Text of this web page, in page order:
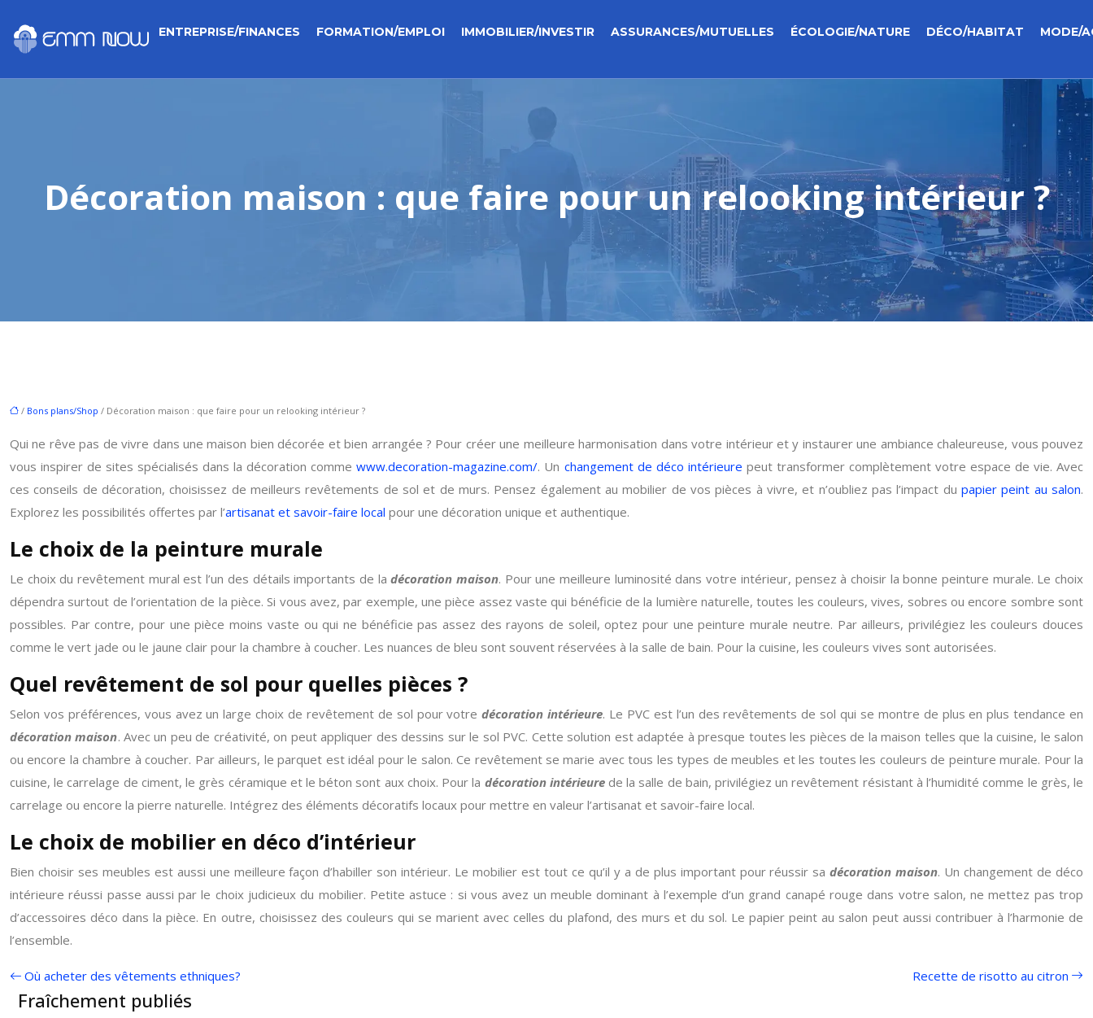
ENTREPRISE/FINANCES FORMATION/EMPLOI IMMOBILIER/INVESTIR ASSURANCES/MUTUELLES ÉCOLOGIE/NATURE DÉCO/HABITAT MODE/
Décoration maison : que faire pour un relooking intérieur ?
/ Bons plans/Shop / Décoration maison : que faire pour un relooking intérieur ?
Qui ne rêve pas de vivre dans une maison bien décorée et bien arrangée ? Pour créer une meilleure harmonisation dans votre intérieur et y instaurer une ambiance chaleureuse, vous pouvez
vous inspirer de sites spécialisés dans la décoration commewww.decoration-magazine.com/. Un changement de déco intérieure peut transformer complètement votre espace de vie. Avec
ces conseils de décoration, choisissez de meilleurs revêtements de sol et de murs. Pensez également au mobilier de vos pièces à vivre, et n’oubliez pas l’impact du papier peint au salon.
Explorez les possibilités offertes par l’artisanat et savoir-faire local pour une décoration unique et authentique.
Le choix de la peinture murale
Le choix du revêtement mural est l’un des détails importants de ladécoration maison. Pour une meilleure luminosité dans votre intérieur, pensez à choisir la bonne peinture murale. Le choix
dépendra surtout de l’orientation de la pièce. Si vous avez, par exemple, une pièce assez vaste qui bénéficie de la lumière naturelle, toutes les couleurs, vives, sobres ou encore sombre sont
possibles. Par contre, pour une pièce moins vaste ou qui ne bénéficie pas assez des rayons de soleil, optez pour une peinture murale neutre. Par ailleurs, privilégiez les couleurs douces
comme le vert jade ou le jaune clair pour la chambre à coucher. Les nuances de bleu sont souvent réservées à la salle de bain. Pour la cuisine, les couleurs vives sont autorisées.
Quel revêtement de sol pour quelles pièces ?
Selon vos préférences, vous avez un large choix de revêtement de sol pour votredécoration intérieure. Le PVC est l’un des revêtements de sol qui se montre de plus en plus tendance en
décoration maison. Avec un peu de créativité, on peut appliquer des dessins sur le sol PVC. Cette solution est adaptée à presque toutes les pièces de la maison telles que la cuisine, le salon
ou encore la chambre à coucher. Par ailleurs, le parquet est idéal pour le salon. Ce revêtement se marie avec tous les types de meubles et les toutes les couleurs de peinture murale. Pour la
cuisine, le carrelage de ciment, le grès céramique et le béton sont aux choix. Pour la décoration intérieurede la salle de bain, privilégiez un revêtement résistant à l’humidité comme le grès, le
carrelage ou encore la pierre naturelle. Intégrez des éléments décoratifs locaux pour mettre en valeur l’artisanat et savoir-faire local.
Le choix de mobilier en déco d’intérieur
Bien choisir ses meubles est aussi une meilleure façon d’habiller son intérieur. Le mobilier est tout ce qu’il y a de plus important pour réussir sadécoration maison. Un changement de déco
intérieure réussi passe aussi par le choix judicieux du mobilier. Petite astuce : si vous avez un meuble dominant à l’exemple d’un grand canapé rouge dans votre salon, ne mettez pas trop
d’accessoires déco dans la pièce. En outre, choisissez des couleurs qui se marient avec celles du plafond, des murs et du sol. Le papier peint au salon peut aussi contribuer à l’harmonie de
l’ensemble.
Où acheter des vêtements ethniques? Recette de risotto au citron
Fraîchement publiés